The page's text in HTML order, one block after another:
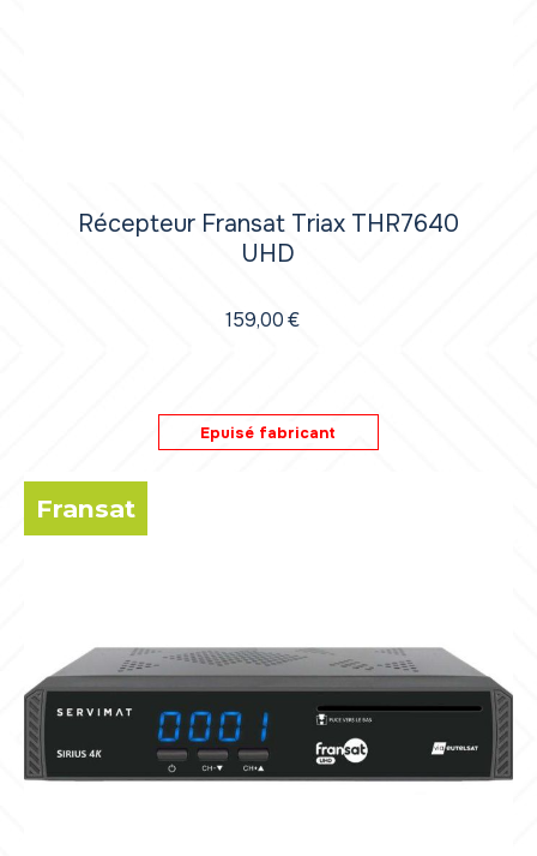
Récepteur Fransat Triax THR7640
UHD
159,00€
Epuisé fabricant
Fransat